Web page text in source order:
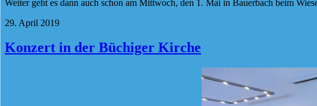
Weiter geht es dann auch schon am Mittwoch, den 1. Mai in Bauerbach beim
29. April 2019
Konzert in der Büchiger Kirche